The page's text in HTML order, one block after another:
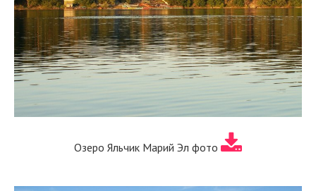
Озеро Яльчик Марий Эл фото